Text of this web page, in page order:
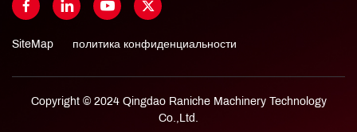
SiteMap политика конфиденциальности
Copyright © 2024 Qingdao Raniche Machinery Technology
Co.,Ltd.